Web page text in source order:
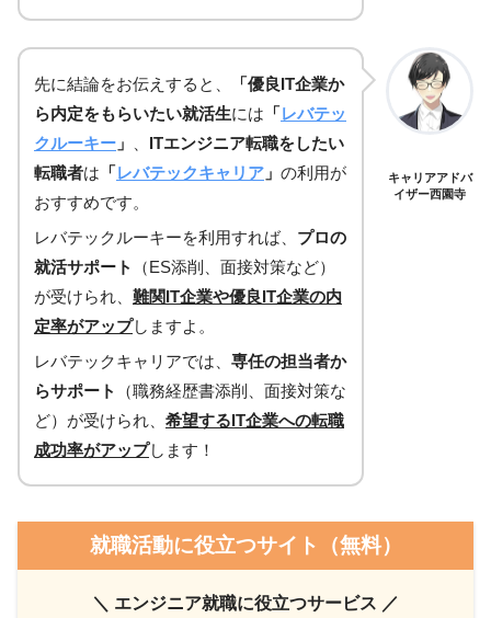
先に結論をお伝えすると、
「優良IT企業か
ら内定をもらいたい就活生には 「レバテッ
クルーキー 」
ITエンジニア転職をしたい
転職者は 「レバテックキャリア 」 の利用が
おすすめです。
レバテックルーキーを利用すれば、 プロの
就活サポート
（ES添削、面接対策など）
が受けられ、 難関IT企業や優良IT企業の内
定率がアップしますよ。
レバテックキャリアでは、 専任の担当者か
らサポート
（職務経歴書添削、面接対策な
ど）が受けられ、 希望するIT企業への転職
成功率がアップします！
キャリアアドバ
イザー西園寺
就職活動に役立つサイト（無料）
＼ エンジニア就職に役立つサービス ／